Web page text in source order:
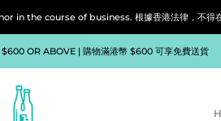
course of business. 根據香港法律，不得在業
OR ABOVE | 購物滿港幣 $600 可享免費送貨